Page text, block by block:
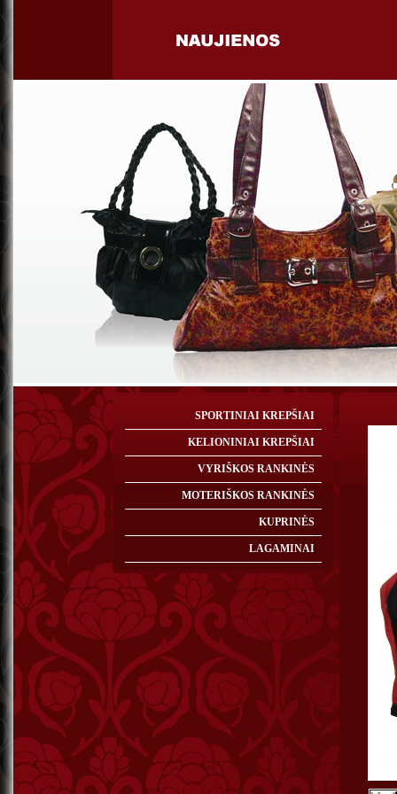
SPORTINIAI KREPŠIAI
KELIONINIAI KREPŠIAI
VYRIŠKOS RANKINĖS
MOTERIŠKOS RANKINĖS
KUPRINĖS
LAGAMINAI